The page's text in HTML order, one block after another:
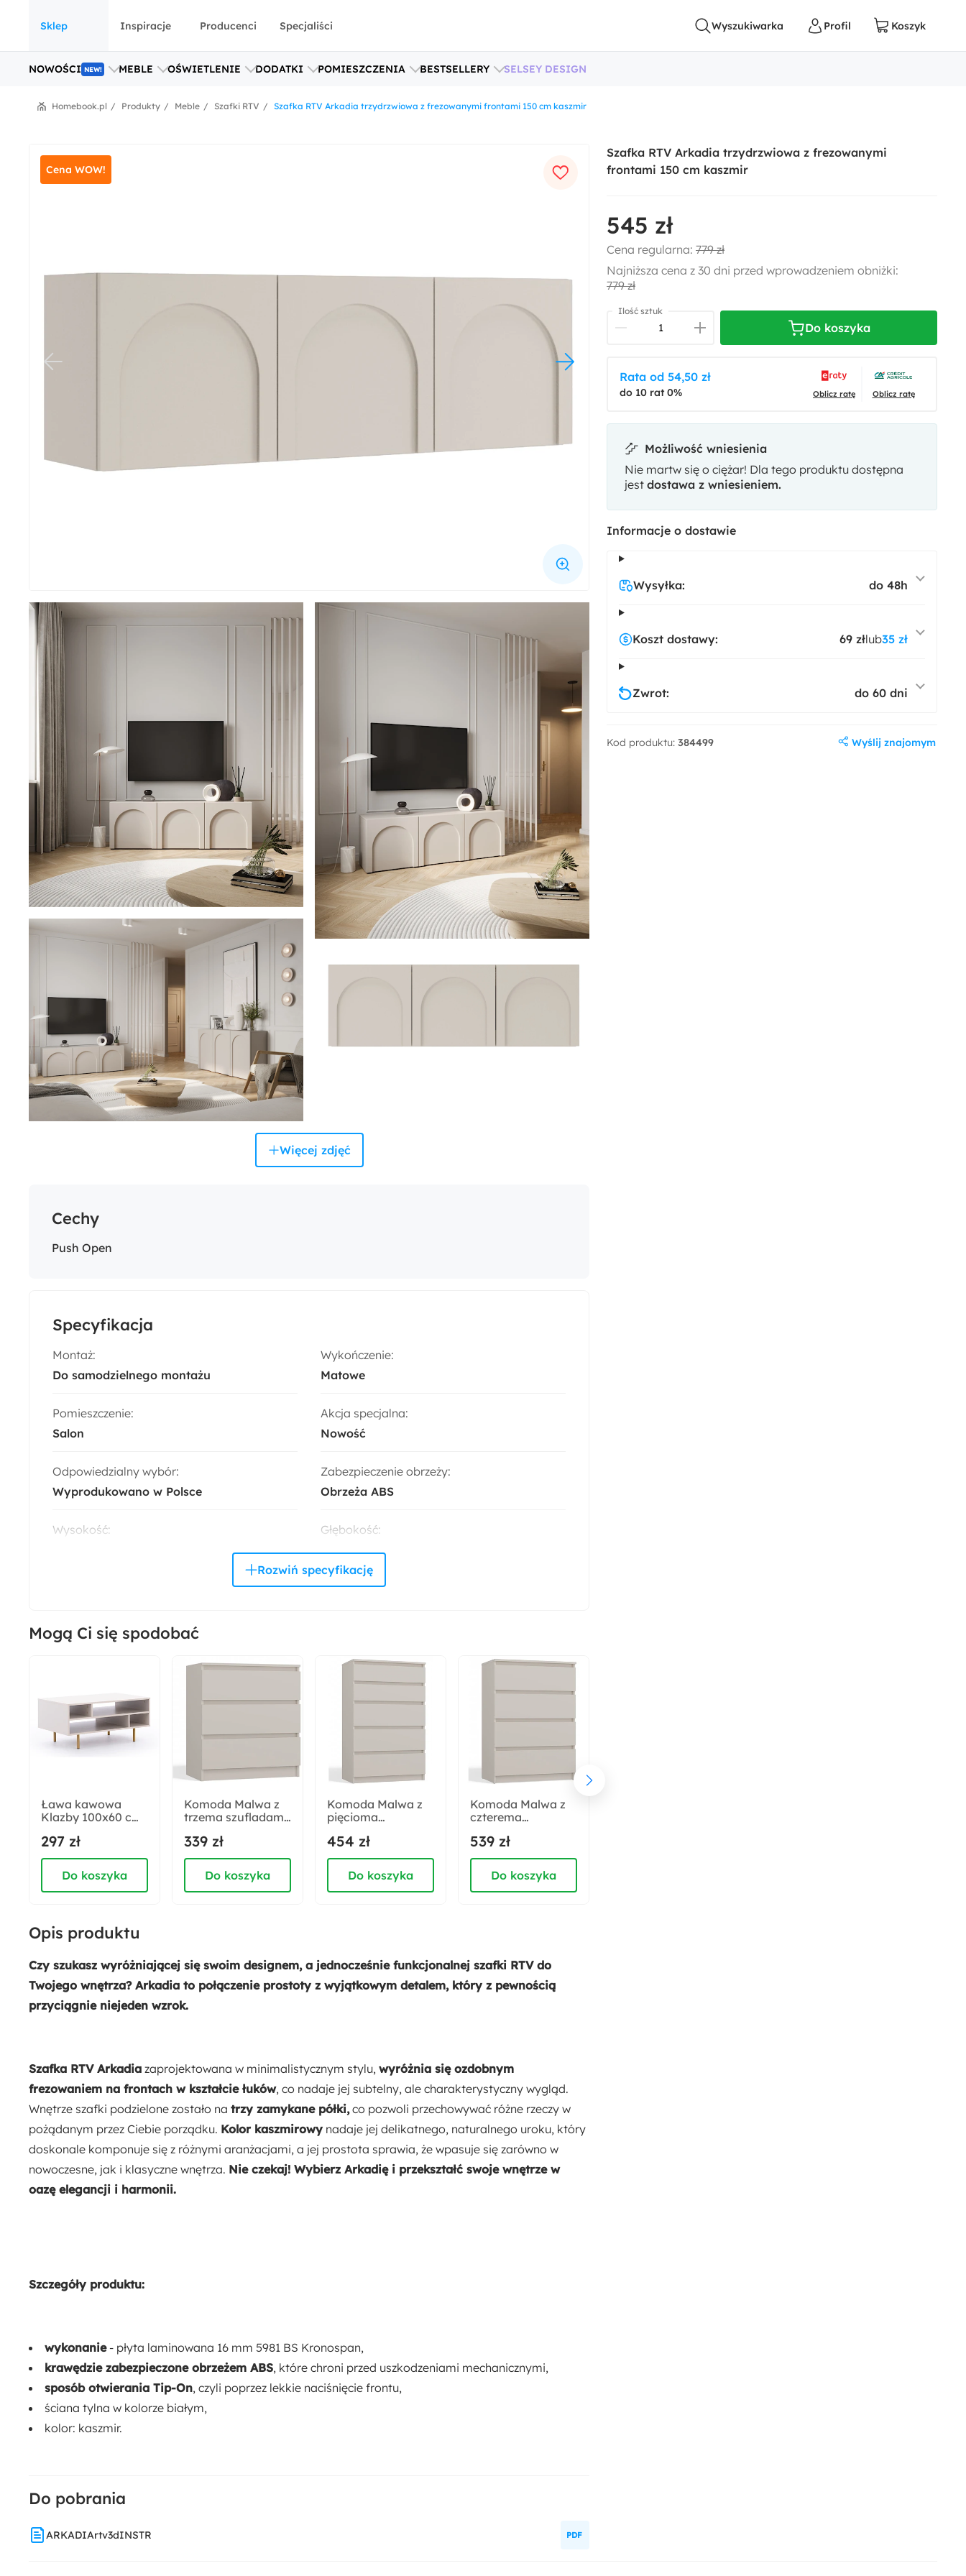
Sklep
NOWOŚCI NEW! MEBLE OŚWIETLENIE DODATKI POMIESZCZENIA BESTSELLERY SELSEY DESIGN
Inspiracje Producenci Specjaliści
Szafka RTV Arkadia trzydrzwiowa z frezowanymi frontami 150 cm kaszmir
Szafki RTV
Meble
Produkty
Homebook.pl
Więcej zdjęć
Cena WOW!
Cechy
Push Open
Specyfikacja
Montaż:
Do samodzielnego montażu
Wykończenie:
Matowe
Pomieszczenie:
Salon
Akcja specjalna:
Nowość
Odpowiedzialny wybór:
Wyprodukowano w Polsce
Zabezpieczenie obrzeży:
Obrzeża ABS
Wysokość:
Głębokość:
35 cm
Styl:
Numer płyty:
Żłobione
Sposób otwierania:
Po naciśnięciu frontu
Trendy:
Kaszmir
Kaszmir
Materiał frontów:
Płyta MDF
Wykończenie frontów:
Matowe
Wykończenie korpusu:
Kolor:
Rodzaj:
Stojący
Płyta laminowana
Dostępne oświetlenie:
Nie
Długość:
Push Open
Płyta meblowa
Sposób montażu:
Stojący
Mogą Ci się spodobać
Ława kawowa
Klazby 100x60 cm
297 zł
Do koszyka
Komoda Malwa z
trzema szufladami
339 zł
Do koszyka
Komoda Malwa z
pięcioma
kaszmir
454 zł
Do koszyka
Komoda Malwa z
czterema
kaszmir
539 zł
Do koszyka
Opis produktu
Czy szukasz wyróżniającej się swoim designem, a jednocześnie funkcjonalnej szafki RTV do
Twojego wnętrza? Arkadia to połączenie prostoty z wyjątkowym detalem, który z pewnością
przyciągnie niejeden wzrok.
Szafka RTV Arkadia zaprojektowana w minimalistycznym stylu, wyróżnia się ozdobnym
frezowaniem na frontach w kształcie łuków, co nadaje jej subtelny, ale charakterystyczny wygląd.
Wnętrze szafki podzielone zostało na trzy zamykane półki,co pozwoli przechowywać różne rzeczy w
pożądanym przez Ciebie porządku. Kolor kaszmirowy nadaje jej delikatnego, naturalnego uroku, który
doskonale komponuje się z różnymi aranżacjami, a jej prostota sprawia, że wpasuje się zarówno w
nowoczesne, jak i klasyczne wnętrza. Nie czekaj! Wybierz Arkadię i przekształć swoje wnętrze w
oazę elegancji i harmonii.
Szczegóły produktu:
wykonanie- płyta laminowana 16 mm 5981 BS Kronospan,
krawędzie zabezpieczone obrzeżem ABS, które chroni przed uszkodzeniami mechanicznymi,
sposób otwierania Tip-On, czyli poprzez lekkie naciśnięcie frontu,
ściana tylna w kolorze białym,
kolor: kaszmir.
Do pobrania
ARKADIArtv3dINSTR
Szafka RTV Arkadia trzydrzwiowa z frezowanymi
frontami 150 cm kaszmir
545 zł
Cena regularna: 779 zł
Najniższa cena z 30 dni przed wprowadzeniem obniżki:
779 zł
Ilość sztuk
Do koszyka
Rata od 54,50 zł
do 10 rat 0% Oblicz ratę Oblicz ratę
Możliwość wniesienia
Nie martw się o ciężar! Dla tego produktu dostępna
jest dostawa z wniesieniem.
Informacje o dostawie
Wysyłka: do 48h
Koszt dostawy: 69 złlub35 zł
Zwrot: do 60 dni
Kod produktu: 384499 Wyślij znajomym